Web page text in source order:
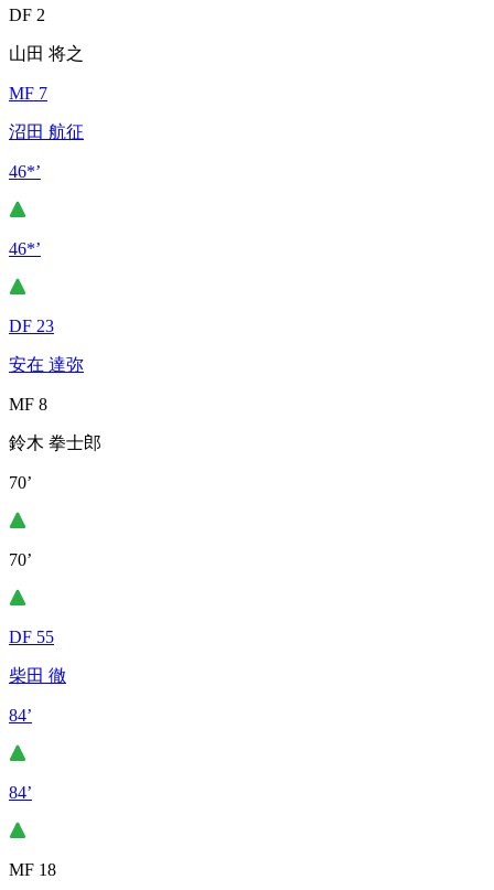
DF 2
山田 将之
MF 7
沼田 航征
46*’
46*’
DF 23
安在 達弥
MF 8
鈴木 拳士郎
70’
70’
DF 55
柴田 徹
84’
84’
MF 18